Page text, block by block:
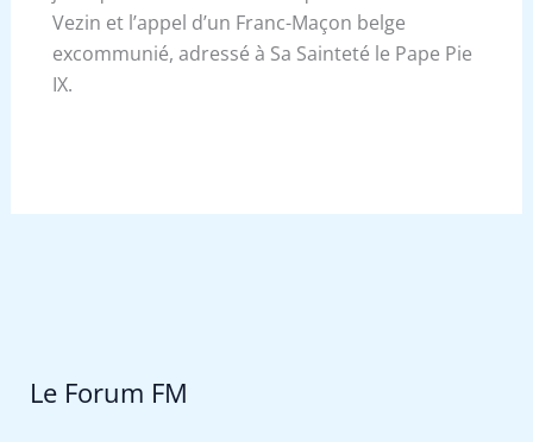
Vezin et l’appel d’un Franc-Maçon belge
excommunié, adressé à Sa Sainteté le Pape Pie
IX.
Le Forum FM